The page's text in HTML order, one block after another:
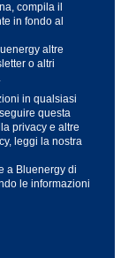
compila il
in fondo al
altre
o altri
in qualsiasi
questa
privacy e altre
leggi la nostra
a Bluenergy di
le informazioni